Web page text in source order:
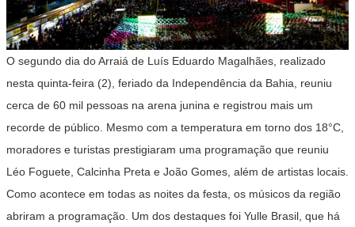
O segundo dia do Arraiá de Luís Eduardo Magalhães, realizado
nesta quinta-feira (2), feriado da Independência da Bahia, reuniu
cerca de 60 mil pessoas na arena junina e registrou mais um
recorde de público. Mesmo com a temperatura em torno dos 18°C,
moradores e turistas prestigiaram uma programação que reuniu
Léo Foguete, Calcinha Preta e João Gomes, além de artistas locais.
Como acontece em todas as noites da festa, os músicos da região
abriram a programação. Um dos destaques foi Yulle Brasil, que há